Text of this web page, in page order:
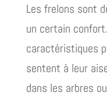
Les frelons sont
un certain
caractéristiques
sentent à leur
dans les arbres